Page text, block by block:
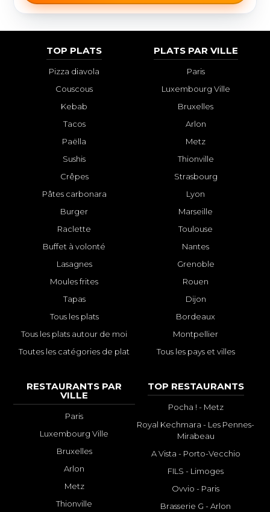
TOP PLATS
Pizza diavola
Couscous
Kebab
Tacos
Paëlla
Sushis
Crêpes
Pâtes carbonara
Burger
Raclette
Buffet à volonté
Lasagnes
Moules frites
Tapas
Tous les plats
Tous les plats autour de moi
Toutes les catégories de plat
PLATS PAR VILLE
Paris
Luxembourg Ville
Bruxelles
Arlon
Metz
Thionville
Strasbourg
Lyon
Marseille
Toulouse
Nantes
Grenoble
Rouen
Dijon
Bordeaux
Montpellier
Tous les pays et villes
RESTAURANTS PAR
VILLE
Paris
Luxembourg Ville
Bruxelles
Arlon
Metz
Thionville
TOP RESTAURANTS
Pocha ! - Metz
Royal Kechmara - Les Pennes-
Mirabeau
A Vista - Porto-Vecchio
FILS - Limoges
Ovvio - Paris
Brasserie G - Arlon